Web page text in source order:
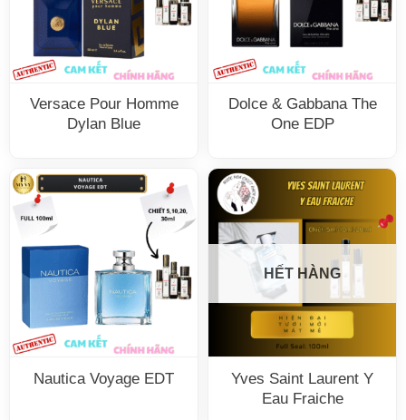
Versace Pour Homme
Dylan Blue
Dolce & Gabbana The
One EDP
Nautica Voyage EDT
HẾT HÀNG
Yves Saint Laurent Y
Eau Fraiche